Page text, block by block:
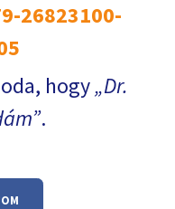
26823100-
hogy Dr.
.